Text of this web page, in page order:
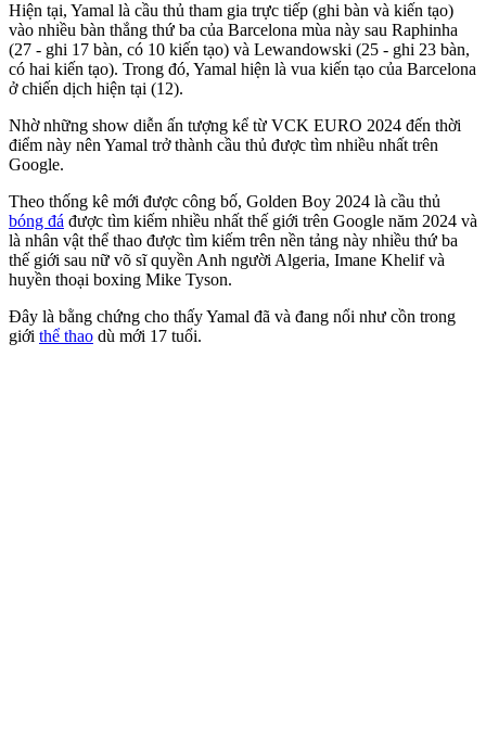
Hiện tại, Yamal là cầu thủ tham gia trực tiếp (ghi bàn và kiến tạo)
vào nhiều bàn thắng thứ ba của Barcelona mùa này sau Raphinha
(27 - ghi 17 bàn, có 10 kiến tạo) và Lewandowski (25 - ghi 23 bàn,
có hai kiến tạo). Trong đó, Yamal hiện là vua kiến tạo của Barcelona
ở chiến dịch hiện tại (12).
Nhờ những show diễn ấn tượng kể từ VCK EURO 2024 đến thời
điểm này nên Yamal trở thành cầu thủ được tìm nhiều nhất trên
Google.
Theo thống kê mới được công bố, Golden Boy 2024 là cầu thủ
bóng đá được tìm kiếm nhiều nhất thế giới trên Google năm 2024 và
là nhân vật thể thao được tìm kiếm trên nền tảng này nhiều thứ ba
thế giới sau nữ võ sĩ quyền Anh người Algeria, Imane Khelif và
huyền thoại boxing Mike Tyson.
Đây là bằng chứng cho thấy Yamal đã và đang nổi như cồn trong
giới thể thao dù mới 17 tuổi.